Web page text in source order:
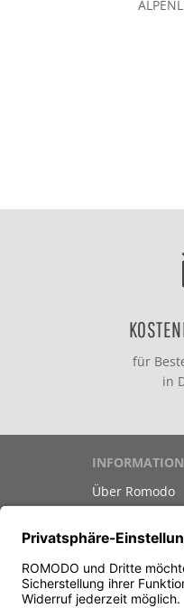
für
in
INFORMATION
Über Romodo
Datenschutz
Unsere AGB
Impressum